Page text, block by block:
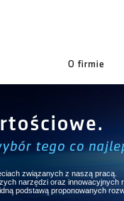
związanych z naszą pracą.
narzędzi oraz innowacyjnych
podstawą proponowanych